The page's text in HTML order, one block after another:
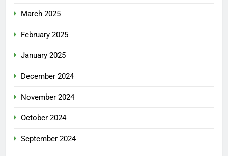
March 2025
February 2025
January 2025
December 2024
November 2024
October 2024
September 2024